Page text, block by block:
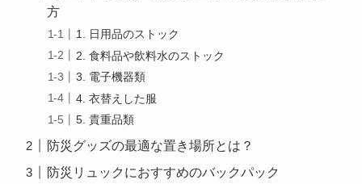
方
1. 日用品のストック
2. 食料品や飲料水のストック
3. 電子機器類
4. 衣替えした服
5. 貴重品類
防災グッズの最適な置き場所とは？
防災リュックにおすすめのバックパック